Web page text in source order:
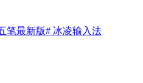
笔最新版# 冰凌输入法